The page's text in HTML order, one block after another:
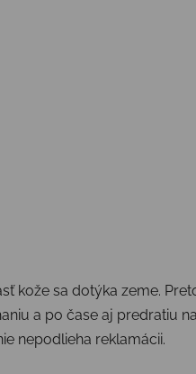
kože sa dotýka zeme.
a po čase aj predratiu
nepodlieha reklamácii.